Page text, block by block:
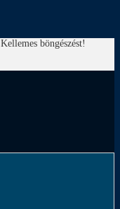
Kellemes böngészést!